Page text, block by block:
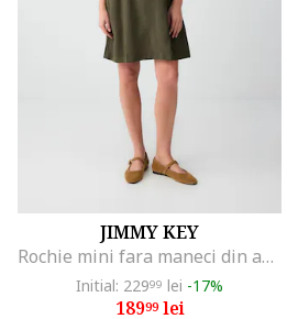
JIMMY KEY
Rochie mini fara maneci din amestec de modal, Verde masliniu
Initial: 22999 lei -17%
18999lei